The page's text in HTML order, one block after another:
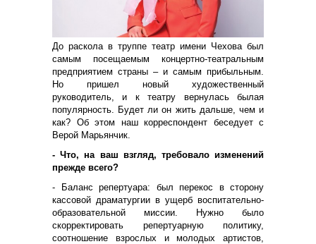
До раскола в труппе театр имени Чехова был
самым посещаемым концертно-театральным
предприятием страны – и самым прибыльным.
Но пришел новый художественный
руководитель, и к театру вернулась былая
популярность. Будет ли он жить дальше, чем и
как? Об этом наш корреспондент беседует с
Верой Марьянчик.
- Что, на ваш взгляд, требовало изменений
прежде всего?
- Баланс репертуара: был перекос в сторону
кассовой драматургии в ущерб воспитательно-
образовательной миссии. Нужно было
скорректировать репертуарную политику,
соотношение взрослых и молодых артистов,